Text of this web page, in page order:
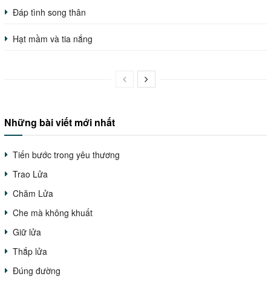
Đáp tình song thân
Hạt mầm và tia nắng
Những bài viết mới nhất
Tiến bước trong yêu thương
Trao Lửa
Chăm Lửa
Che mà không khuất
Giữ lửa
Thắp lửa
Đúng đường